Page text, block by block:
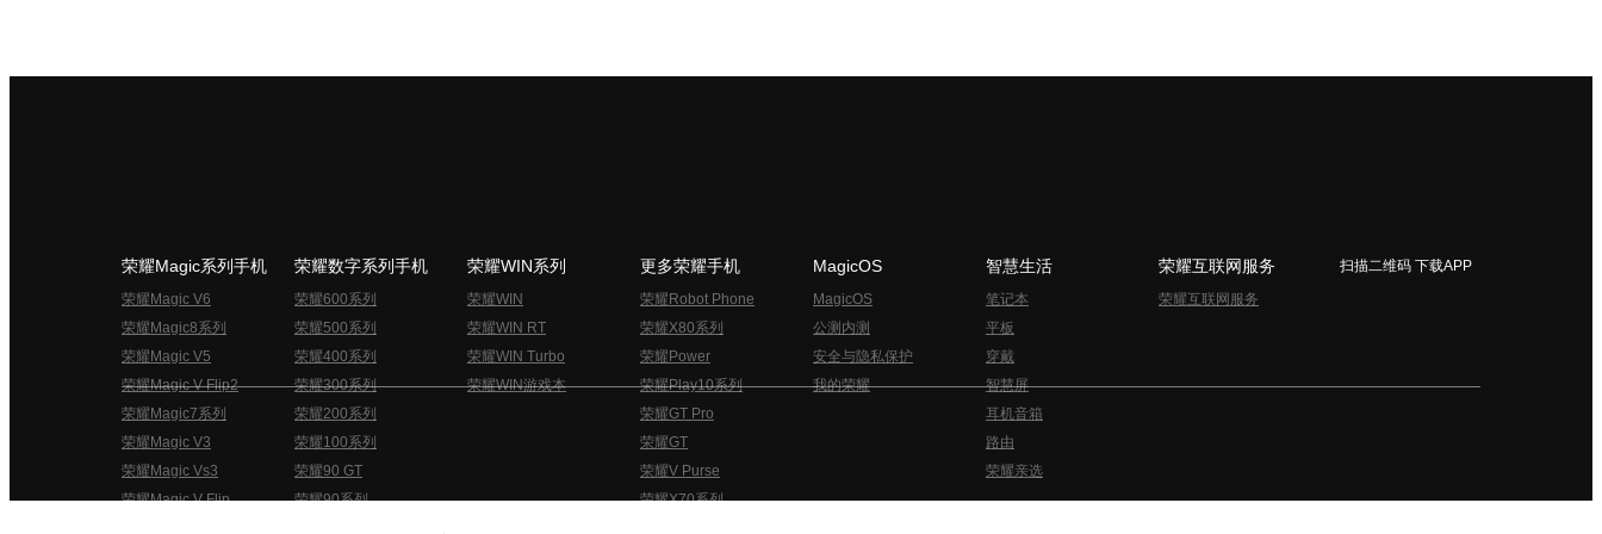
荣耀Magic系列手机
荣耀Magic V6
荣耀Magic8系列
荣耀Magic V5
荣耀Magic V Flip2
荣耀Magic7系列
荣耀Magic V3
荣耀Magic Vs3
荣耀Magic V Flip
荣耀数字系列手机
荣耀600系列
荣耀500系列
荣耀400系列
荣耀300系列
荣耀200系列
荣耀100系列
荣耀90 GT
荣耀90系列
荣耀WIN系列
荣耀WIN
荣耀WIN RT
荣耀WIN Turbo
荣耀WIN游戏本
更多荣耀手机
荣耀Robot Phone
荣耀X80系列
荣耀Power
荣耀Play10系列
荣耀GT Pro
荣耀GT
荣耀V Purse
荣耀X70系列
MagicOS
MagicOS
公测内测
安全与隐私保护
我的荣耀
智慧生活
笔记本
平板
穿戴
智慧屏
耳机音箱
路由
荣耀亲选
荣耀互联网服务
荣耀互联网服务
扫描二维码 下载APP